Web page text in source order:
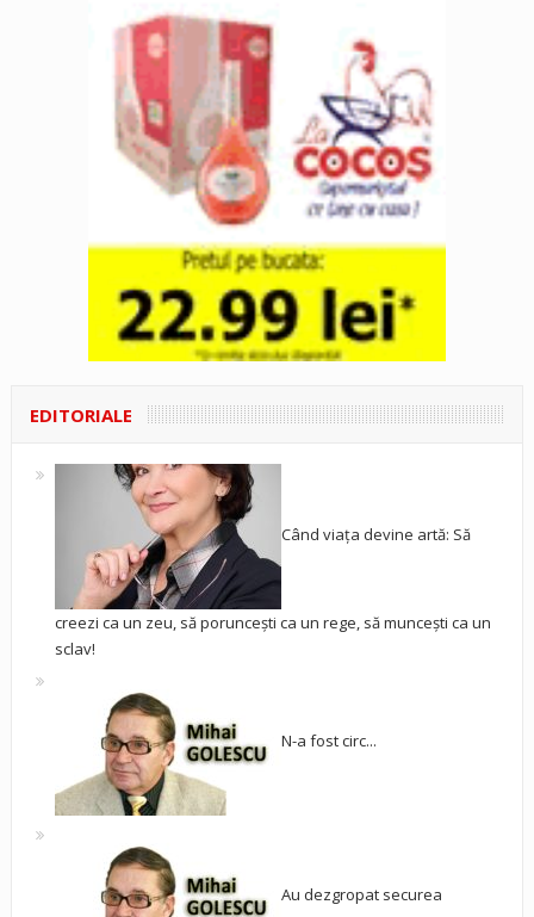
EDITORIALE
Când viața devine artă: Să
creezi ca un zeu, să poruncești ca un rege, să muncești ca un
sclav!
N-a fost circ...
Au dezgropat securea